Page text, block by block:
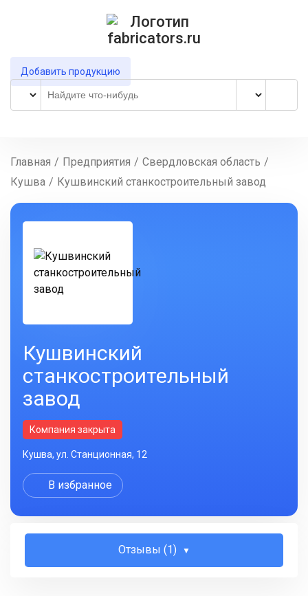
Добавить продукцию
Главная / Предприятия / Свердловская область /
Кушва / Кушвинский станкостроительный завод
Кушвинский
станкостроительный
завод
Компания закрыта
Кушва, ул. Станционная, 12
В избранное
Отзывы (1)